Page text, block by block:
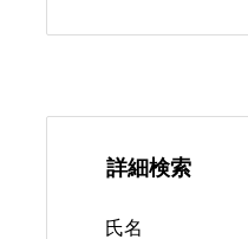
詳細検索
氏名